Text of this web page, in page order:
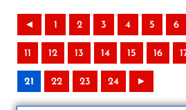
◄ 1 2 3 4 5 6
11 12 13 14 15 16
21 22 23 24 ►